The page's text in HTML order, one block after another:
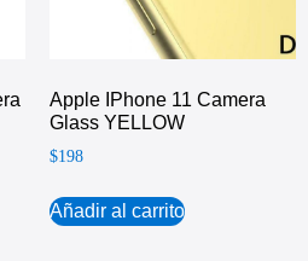
Apple IPhone 11 Camera
Glass YELLOW
$198
Añadir al carrito